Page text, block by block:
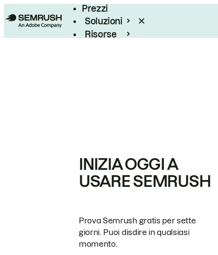
Prezzi
Soluzioni
Risorse
INIZIA OGGI A
USARE SEMRUSH
Prova Semrush gratis per sette
giorni. Puoi disdire in qualsiasi
momento.